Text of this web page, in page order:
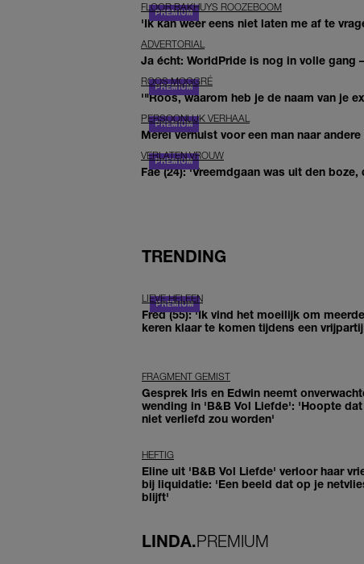
FLOOR BAKHUYS ROOZEBOOM
'Ik kan weer eens niet laten me af te
ADVERTORIAL
Ja écht: WorldPride is nog in volle gang
ROOS MOGGRÉ
'"Roos, waarom heb je de naam van je
PERSOONLIJK VERHAAL
Merel verhuist voor een man naar
VERLATEN VROUW
Fae (24): 'Vreemdgaan was uit den
TRENDING
LIEVE HELEEN
Fred (55): 'Ik vind het moeilijk om
keren klaar te komen tijdens een
FRAGMENT GEMIST
Gesprek Iris en Edwin neemt
wending in 'B&B Vol Liefde': 'Hoopte
niet verliefd zou worden'
HEFTIG
Eline uit 'B&B Vol Liefde' verloor haar
bij liquidatie: 'Een beeld dat op je
blijft'
LINDA.PREMIUM